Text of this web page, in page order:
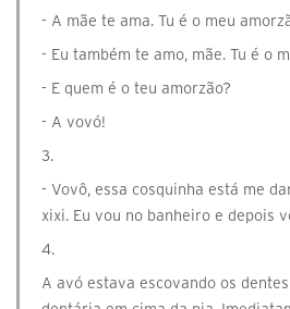
- A mãe te ama. Tu é o meu
- Eu também te amo, mãe. Tu é o
- E quem é o teu amorzão?
- A vovó!
3.
- Vovô, essa cosquinha está me
xixi. Eu vou no banheiro e depois
4.
A avó estava escovando os